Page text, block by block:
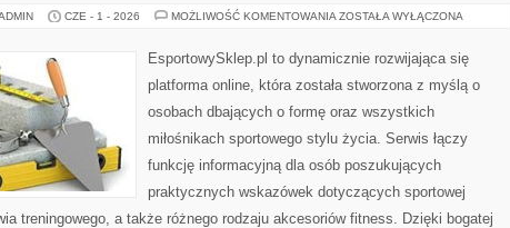
CZE - 1 - 2026 MOŻLIWOŚĆ KOMENTOWANIA STYL
DZIEŃ
ZOSTAŁA WYŁĄCZONA
EsportowySklep.pl to dynamicznie rozwijająca się
platforma online, która została stworzona z myślą o
osobach dbających o formę oraz wszystkich
miłośnikach sportowego stylu życia. Serwis łączy
funkcję informacyjną dla osób poszukujących
praktycznych wskazówek dotyczących sportowej
treningowego, a także różnego rodzaju akcesoriów fitness. Dzięki bogatej